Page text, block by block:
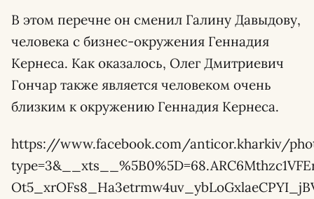
В этом перечне он сменил Галину Давыдову,
человека с бизнес-окружения Геннадия
Кернеса. Как оказалось, Олег Дмитриевич
Гончар также является человеком очень
близким к окружению Геннадия Кернеса.
https://www.facebook.com/anticor.kharkiv/